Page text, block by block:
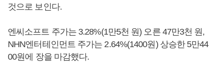
것으로 보인다.
엔씨소프트 주가는 3.28%(1만5천 원) 오른 47만3천 원,
NHN엔터테인먼트 주가는 2.64%(1400원) 상승한 5만44
00원에 장을 마감했다.